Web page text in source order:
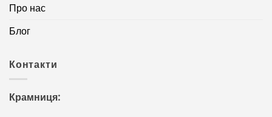
Про нас
Блог
Контакти
Крамниця: